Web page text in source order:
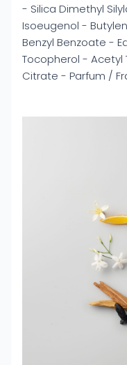
- Silica Dimethyl
Isoeugenol -
Benzyl Benzoate -
Tocopherol -
Citrate - Parfum /